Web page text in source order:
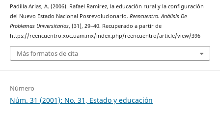
Padilla Arias, A. (2006). Rafael Ramírez, la educación rural y la configuración
del Nuevo Estado Nacional Posrevolucionario. Reencuentro. Análisis De
Problemas Universitarios, (31), 29–40. Recuperado a partir de
https://reencuentro.xoc.uam.mx/index.php/reencuentro/article/view/396
Más formatos de cita
Número
Núm. 31 (2001): No. 31, Estado y educación